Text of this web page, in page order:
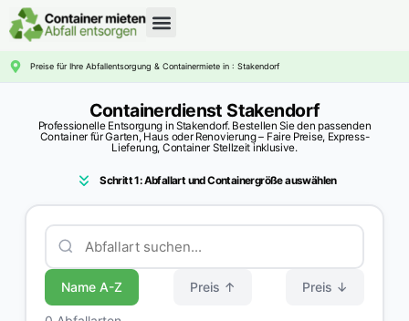
Preise für Ihre Abfallentsorgung & Containermiete in : Stakendorf
Containerdienst Stakendorf
Professionelle Entsorgung in Stakendorf. Bestellen Sie den passenden
Container für Garten, Haus oder Renovierung – Faire Preise, Express-
Lieferung, Container Stellzeit inklusive.
Schritt 1: Abfallart und Containergröße auswählen
Name A-Z Preis ↑ Preis ↓